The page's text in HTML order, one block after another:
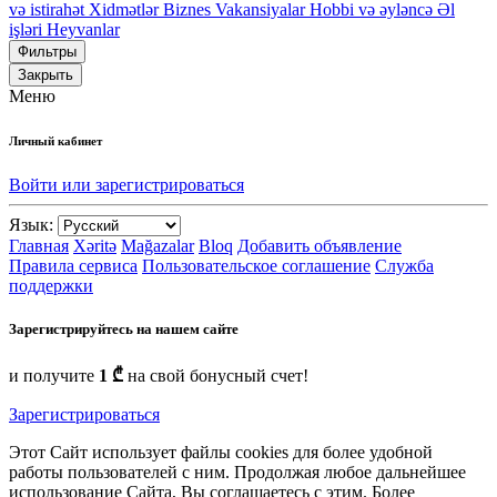
və istirahət Xidmətlər Biznes Vakansiyalar Hobbi və əyləncə Əl
işləri Heyvanlar
Фильтры
Закрыть
Меню
Личный кабинет
Войти или зарегистрироваться
Язык:
Главная Xəritə Mağazalar Bloq Добавить объявление
Правила сервиса Пользовательское соглашение Служба
поддержки
Зарегистрируйтесь на нашем сайте
и получите 1 ₾ на свой бонусный счет!
Зарегистрироваться
Этот Сайт использует файлы cookies для более удобной
работы пользователей с ним. Продолжая любое дальнейшее
использование Сайта, Вы соглашаетесь с этим. Более